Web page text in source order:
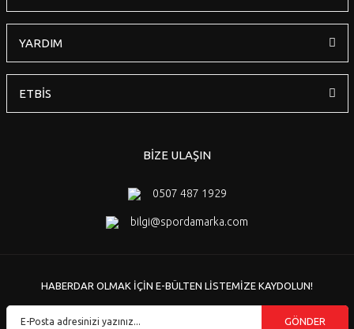
YARDIM
ETBİS
BİZE ULAŞIN
0507 487 1929
bilgi@spordamarka.com
HABERDAR OLMAK İÇİN E-BÜLTEN LİSTEMİZE KAYDOLUN!
GÖNDER